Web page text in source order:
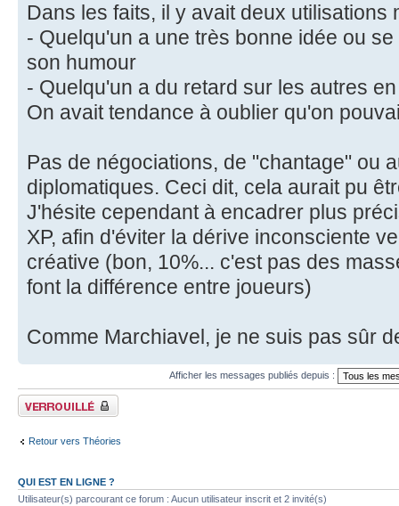
Dans les faits, il y avait deux utilisations
- Quelqu'un a une très bonne idée ou
son humour
- Quelqu'un a du retard sur les autres
On avait tendance à oublier qu'on
Pas de négociations, de "chantage" ou
diplomatiques. Ceci dit, cela aurait pu
J'hésite cependant à encadrer plus
XP, afin d'éviter la dérive inconsciente
créative (bon, 10%... c'est pas des
font la différence entre joueurs)
Comme Marchiavel, je ne suis pas sûr
Afficher les messages publiés depuis :
Fil verrouillé
Retour vers Théories
QUI EST EN LIGNE ?
Utilisateur(s) parcourant ce forum : Aucun utilisateur inscrit et 2 invité(s)